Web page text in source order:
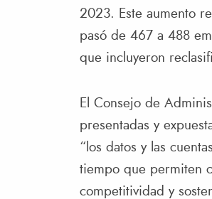
2023. Este aumento
pasó de 467 a 488
que incluyeron
El Consejo de
presentadas y
“los datos y las
tiempo que permiten
competitividad y